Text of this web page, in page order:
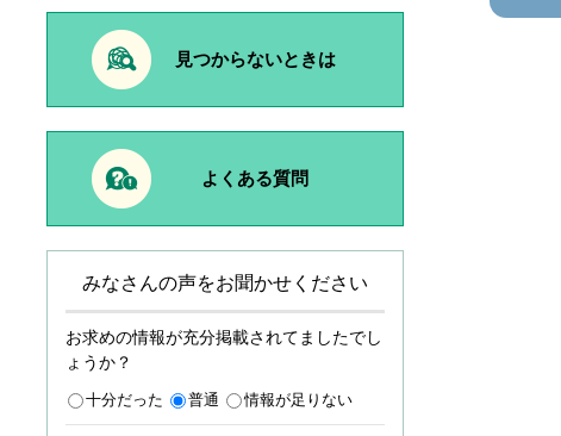
見つからないときは
よくある質問
みなさんの声をお聞かせください
お求めの情報が充分掲載されてましたでし
ょうか？
十分だった 普通 情報が足りない